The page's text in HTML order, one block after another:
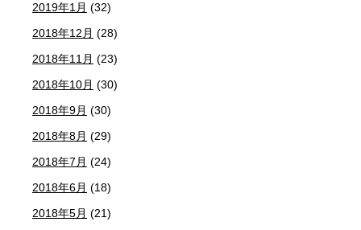
2019年1月 (32)
2018年12月 (28)
2018年11月 (23)
2018年10月 (30)
2018年9月 (30)
2018年8月 (29)
2018年7月 (24)
2018年6月 (18)
2018年5月 (21)